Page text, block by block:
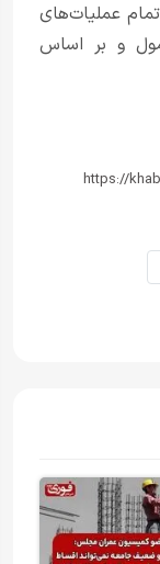
عملیات‌های
و بر اساس